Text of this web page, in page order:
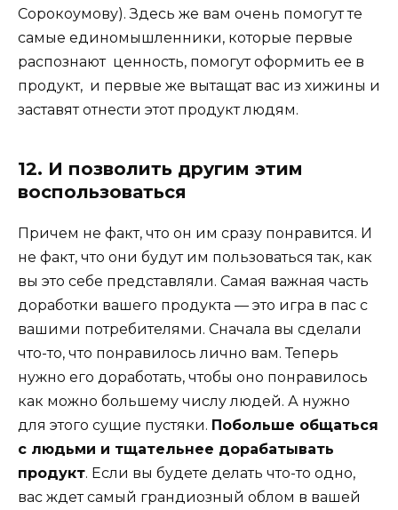
Сорокоумову). Здесь же вам очень помогут те
самые единомышленники, которые первые
распознают ценность, помогут оформить ее в
продукт, и первые же вытащат вас из хижины и
заставят отнести этот продукт людям.
12. И позволить другим этим
воспользоваться
Причем не факт, что он им сразу понравится. И
не факт, что они будут им пользоваться так, как
вы это себе представляли. Самая важная часть
доработки вашего продукта — это игра в пас с
вашими потребителями. Сначала вы сделали
что-то, что понравилось лично вам. Теперь
нужно его доработать, чтобы оно понравилось
как можно большему числу людей. А нужно
для этого сущие пустяки. Побольше общаться
с людьми и тщательнее дорабатывать
продукт. Если вы будете делать что-то одно,
вас ждет самый грандиозный облом в вашей